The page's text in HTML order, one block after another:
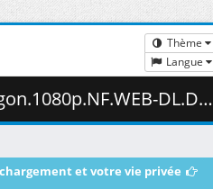
Thème
Langue
FLUX.mkv.003 ( 422.77 MB )
et votre vie privée